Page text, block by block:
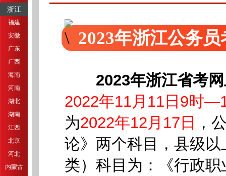
浙江
福建
安徽
广东
广西
海南
河南
湖北
湖南
江西
北京
河北
内蒙古
2023年浙江公务
2023年浙江省考
2022年11月11日9时
为2022年12月17日 ，
论》两个科目，县级
类）科目为：《行政